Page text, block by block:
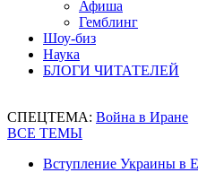
Афиша
Гемблинг
Шоу-биз
Наука
БЛОГИ ЧИТАТЕЛЕЙ
СПЕЦТЕМА: Война в Иране
ВСЕ ТЕМЫ
Вступление Украины в